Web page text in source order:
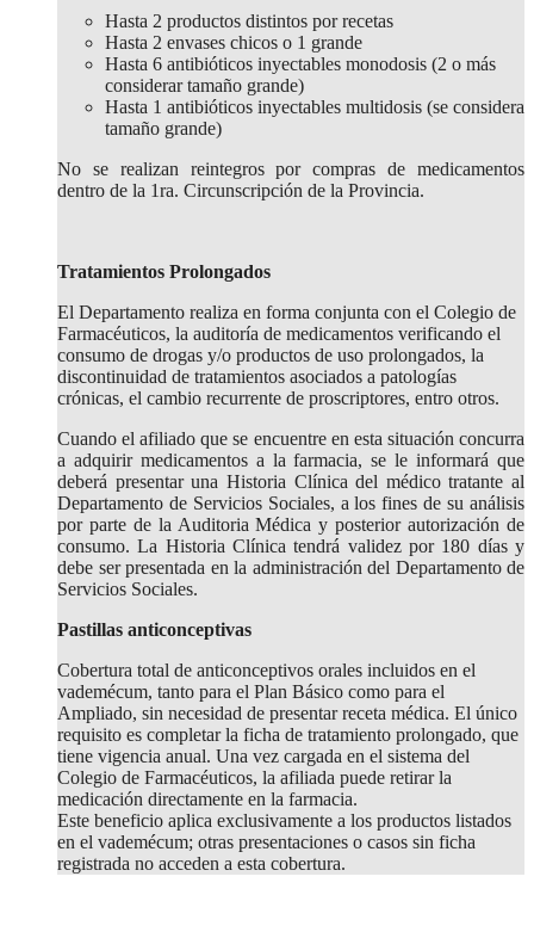
Hasta 2 productos distintos por recetas
Hasta 2 envases chicos o 1 grande
Hasta 6 antibióticos inyectables monodosis (2 o más
considerar tamaño grande)
Hasta 1 antibióticos inyectables multidosis (se considera
tamaño grande)
No se realizan reintegros por compras de medicamentos
dentro de la 1ra. Circunscripción de la Provincia.
Tratamientos Prolongados
El Departamento realiza en forma conjunta con el Colegio de
Farmacéuticos, la auditoría de medicamentos verificando el
consumo de drogas y/o productos de uso prolongados, la
discontinuidad de tratamientos asociados a patologías
crónicas, el cambio recurrente de proscriptores, entro otros.
Cuando el afiliado que se encuentre en esta situación concurra
a adquirir medicamentos a la farmacia, se le informará que
deberá presentar una Historia Clínica del médico tratante al
Departamento de Servicios Sociales, a los fines de su análisis
por parte de la Auditoria Médica y posterior autorización de
consumo. La Historia Clínica tendrá validez por 180 días y
debe ser presentada en la administración del Departamento de
Servicios Sociales.
Pastillas anticonceptivas
Cobertura total de anticonceptivos orales incluidos en el
vademécum, tanto para el Plan Básico como para el
Ampliado, sin necesidad de presentar receta médica. El único
requisito es completar la ficha de tratamiento prolongado, que
tiene vigencia anual. Una vez cargada en el sistema del
Colegio de Farmacéuticos, la afiliada puede retirar la
medicación directamente en la farmacia.
Este beneficio aplica exclusivamente a los productos listados
en el vademécum; otras presentaciones o casos sin ficha
registrada no acceden a esta cobertura.